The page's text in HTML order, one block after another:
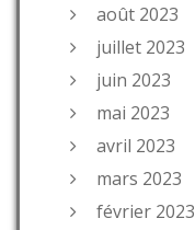
août 2023
juillet 2023
juin 2023
mai 2023
avril 2023
mars 2023
février 2023